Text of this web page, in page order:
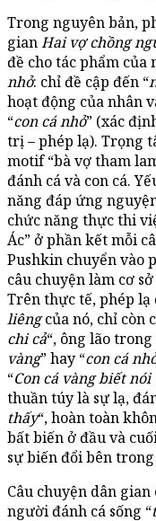
Trong nguyên bản,
gianHai vợ chồng
đề cho tác phẩm của
nhỏ: chỉ đề cập đến “
hoạt động của nhân
“con cá nhỏ” (xác
trị – phép lạ). Trọng
motif “bà vợ tham
đánh cá và con cá.
năng đáp ứng
chức năng thực thi
Ác” ở phần kết mỗi
Pushkin chuyển vào
câu chuyện làm cơ
Trên thực tế, phép lạ
liêngcủa nó, chỉ còn
chi cả“, ông lão
vàng” hay “con cá
“Con cá vàng biết
thuần túy là sự lạ,
thấy“, hoàn toàn
bất biến ở đầu và
sự biến đổi bên
Câu chuyện dân
người đánh cá sống “